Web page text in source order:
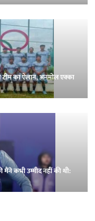
का ऐलान, अनमोल एक्का
मैंने कभी उम्मीद नहीं की थी: